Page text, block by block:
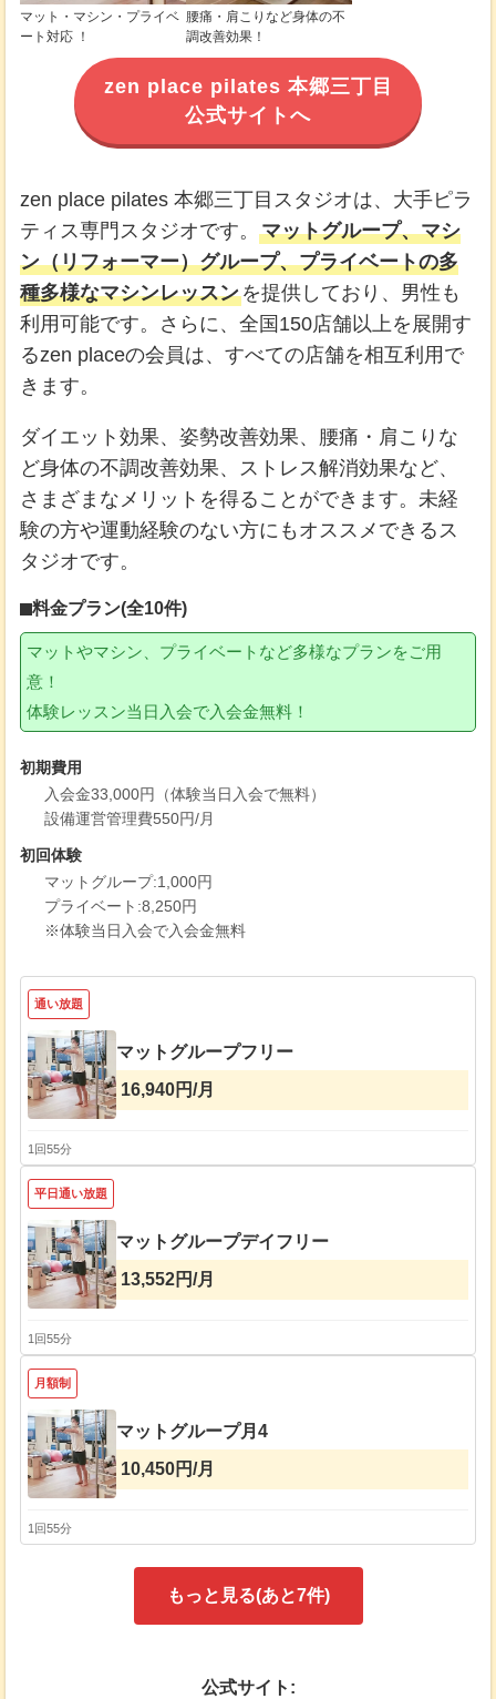
マット・マシン・プライベ
ート対応 ！
腰痛・肩こりなど身体の不
調改善効果！
zen place pilates 本郷三丁目
公式サイトへ
zen place pilates 本郷三丁目スタジオは、大手ピラ
ティス専門スタジオです。 マットグループ、マシ
ン（リフォーマー）グループ、プライベートの多
種多様なマシンレッスン を提供しており、男性も
利用可能です。さらに、全国150店舗以上を展開す
るzen placeの会員は、すべての店舗を相互利用で
きます。
ダイエット効果、姿勢改善効果、腰痛・肩こりな
ど身体の不調改善効果、ストレス解消効果など、
さまざまなメリットを得ることができます。未経
験の方や運動経験のない方にもオススメできるス
タジオです。
料金プラン(全10件)
マットやマシン、プライベートなど多様なプランをご用
意！
体験レッスン当日入会で入会金無料！
初期費用
入会金33,000円（体験当日入会で無料）
設備運営管理費550円/月
初回体験
マットグループ:1,000円
プライベート:8,250円
※体験当日入会で入会金無料
通い放題
マットグループフリー
16,940円/月
1回55分
平日通い放題
マットグループデイフリー
13,552円/月
1回55分
月額制
マットグループ月4
10,450円/月
1回55分
もっと見る(あと7件)
公式サイト: